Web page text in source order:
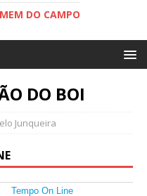
DO CAMPO
DO BOI
Junqueira